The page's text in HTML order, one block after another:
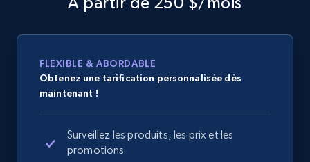
FLEXIBLE & ABORDABLE
Obtenez une tarification personnalisée dès
maintenant !
Surveillez les produits, les prix et les
promotions